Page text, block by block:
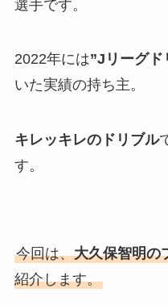
選手です。
2022年には”Jリーグド
いた実績の持ち主。
キレッキレのドリブル
す。
今回は、大久保智明の
紹介します。